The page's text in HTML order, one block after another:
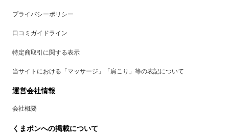
プライバシーポリシー
口コミガイドライン
特定商取引に関する表示
当サイトにおける「マッサージ」「肩こり」等の表記について
運営会社情報
会社概要
くまポンへの掲載について